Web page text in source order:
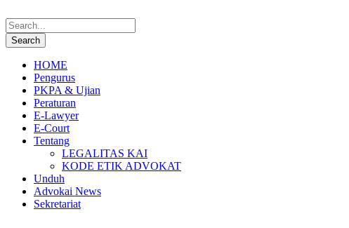
HOME
Pengurus
PKPA & Ujian
Peraturan
E-Lawyer
E-Court
Tentang
LEGALITAS KAI
KODE ETIK ADVOKAT
Unduh
Advokai News
Sekretariat